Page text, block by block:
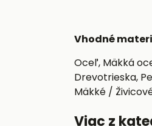
Vhodné
Oceľ, Mäkká
Drevotrieska,
Mäkké /
Viac z